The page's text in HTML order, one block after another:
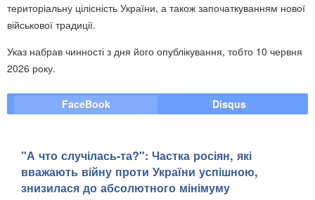
територіальну цілісність України, а також започаткуванням нової
військової традиції.
Указ набрав чинності з дня його опублікування, тобто 10 червня
2026 року.
FaceBook Disqus
"А что случілась-та?": Частка росіян, які
вважають війну проти України успішною,
знизилася до абсолютного мінімуму